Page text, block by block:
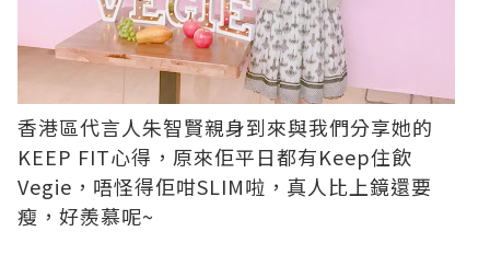
香港區代言人朱智賢親身到來與我們分享她的
KEEP FIT心得，原來佢平日都有Keep住飲
Vegie，唔怪得佢咁SLIM啦，真人比上鏡還要
瘦，好羨慕呢~